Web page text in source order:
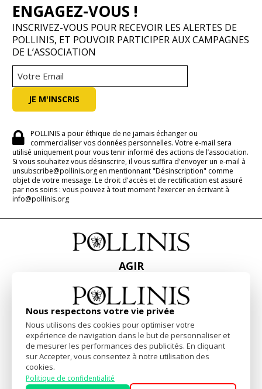
ENGAGEZ-VOUS !
INSCRIVEZ-VOUS POUR RECEVOIR LES ALERTES DE
POLLINIS, ET POUVOIR PARTICIPER AUX CAMPAGNES
DE L’ASSOCIATION
POLLINIS a pour éthique de ne jamais échanger ou
commercialiser vos données personnelles. Votre e-mail sera
utilisé uniquement pour vous tenir informé des actions de l’association.
Si vous souhaitez vous désinscrire, il vous suffira d'envoyer un e-mail à
unsubscribe@pollinis.org en mentionnant "Désinscription" comme
objet de votre message. Le droit d'accès et de rectification est assuré
par nos soins : vous pouvez à tout moment l’exercer en écrivant à
info@pollinis.org
AGIR
CONTACT
PRESSE
RAPPORTS & BILANS
FacebookLinkedinInstagram
Mentions Légales- Politique de confidentialité
Nous respectons votre vie privée
Nous utilisons des cookies pour optimiser votre
expérience de navigation dans le but de personnaliser et
de mesurer les performances des publicités. En cliquant
sur Accepter, vous consentez à notre utilisation des
cookies.
Politique de confidentialité